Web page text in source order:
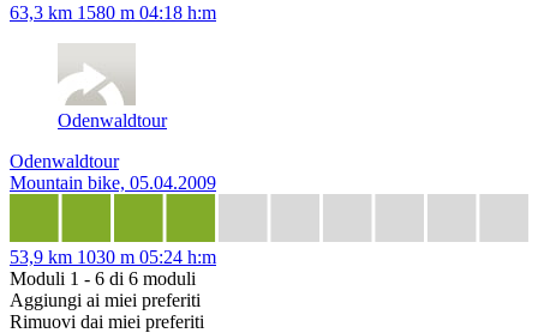
63,3 km 1580 m 04:18 h:m
Odenwaldtour
Odenwaldtour
Mountain bike, 05.04.2009
53,9 km 1030 m 05:24 h:m
Moduli 1 - 6 di 6 moduli
Aggiungi ai miei preferiti
Rimuovi dai miei preferiti